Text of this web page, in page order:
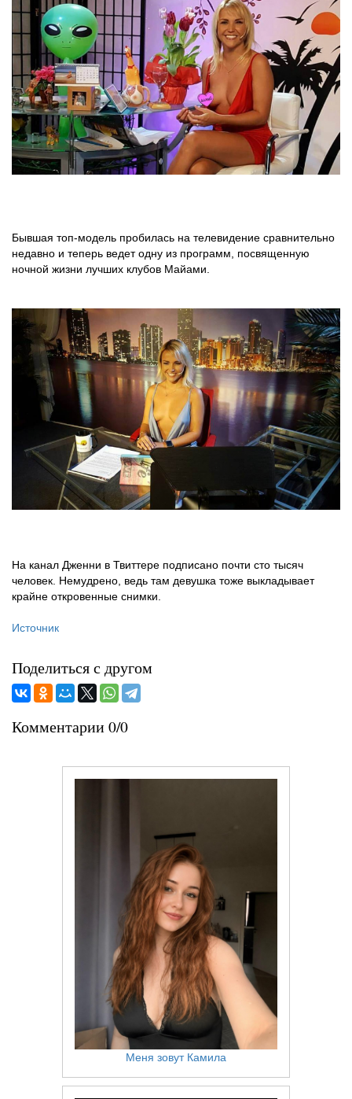
Бывшая топ-модель пробилась на телевидение сравнительно
недавно и теперь ведет одну из программ, посвященную
ночной жизни лучших клубов Майами.
На канал Дженни в Твиттере подписано почти сто тысяч
человек. Немудрено, ведь там девушка тоже выкладывает
крайне откровенные снимки.
Источник
Поделиться с другом
Комментарии 0/0
Меня зовут Камила